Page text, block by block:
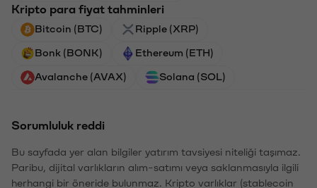
Kripto para fiyat tahminleri
Bitcoin (BTC) Ripple (XRP)
Bonk (BONK) Ethereum (ETH)
Avalanche (AVAX) Solana (SOL)
Sorumluluk reddi
Bu sayfada yer alan bilgiler yatırım tavsiyesi niteliği taşımaz.
Paribu, dijital varlıkların alım-satımı veya saklanmasıyla ilgili
herhangi bir öneride bulunmaz. Kripto varlıklar (stablecoin